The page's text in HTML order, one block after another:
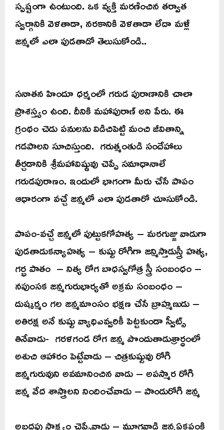
స్పష్టంగా ఉంటుంది. ఒక వ్యక్తి మరణించిన తర్వాత
స్వర్గానికి వెళతాడా, నరకానికి వెళతాడా లేదా మళ్లీ
జన్మలో ఎలా పుడతాడో తెలుసుకోండి..
సనాతన హిందూ ధర్మంలో గరుడ పురాణానికి చాలా
ప్రాశస్త్యం ఉంది. దీనికి మహాపురాణ్ అని పేరు. ఈ
గ్రంథం చెడు పనులను విడిచిపెట్టి మంచి జీవితాన్ని
గడపాలని సూచిస్తుంది. గరుత్మంతుడి సందేహాలు
తీర్చడానికి శ్రీమహావిష్ణువు చెప్పే సమాధానాలే
గరుడపురాణం. ఇందులో భాగంగా మీరు చేసే పాపం
ఆధారంగా వచ్చే జన్మలో ఎలా పుడతారో చూసుకోండి.
పాపం-వచ్చే జన్మలో పుట్టుకగోహత్య – మరగుజ్జు వాడుగా
పుడతాడుకన్యాహత్య – కుష్టు రోగిగా జన్మిస్తాడుస్త్రీ హత్య,
గర్భ పాతం – నిత్య రోగ బాధస్వగోత్ర స్త్రీ సంబంధం –
నపుంసక జన్మగురుభార్యతో అక్రమ సంబంధం –
దుష్కర్మం గల జన్మమాంసం భక్షణ చేసే బ్రాహ్మణుడు –
అతిరక్ష అనే కుష్టు వ్యాధిఎవ్వరికీ పెట్టకుండా స్వీట్స్
తినేవాడు- గరళగండ రోగ జన్మ పొందుతాడుశ్రార్ధంలో
అశుచి ఆహారం పెట్టేవాడు – చిత్రకుష్టువు రోగి
జన్మగురువుని అవమానించిన వాడు – అపస్మార రోగి
జన్మ వేద శాస్త్రాలని నిందించేవాడు – పాండురోగి జన్మ
అబద్ధపు సాక్ష్యం చెప్పేవాడు – మూగవాడి జన్మఏకపంక్తి